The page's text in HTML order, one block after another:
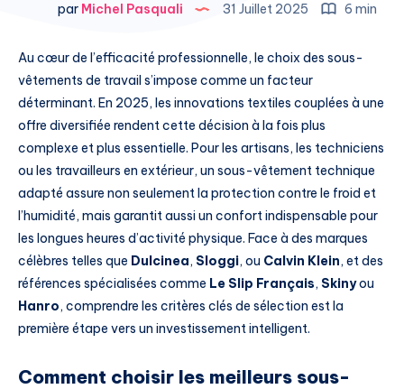
parMichel Pasquali 31 Juillet 2025 6 min
Au cœur de l’efficacité professionnelle, le choix des sous-
vêtements de travail s’impose comme un facteur
déterminant. En 2025, les innovations textiles couplées à une
offre diversifiée rendent cette décision à la fois plus
complexe et plus essentielle. Pour les artisans, les techniciens
ou les travailleurs en extérieur, un sous-vêtement technique
adapté assure non seulement la protection contre le froid et
l’humidité, mais garantit aussi un confort indispensable pour
les longues heures d’activité physique. Face à des marques
célèbres telles que Dulcinea, Sloggi, ou Calvin Klein, et des
références spécialisées comme Le Slip Français, Skinyou
Hanro, comprendre les critères clés de sélection est la
première étape vers un investissement intelligent.
Comment choisir les meilleurs sous-